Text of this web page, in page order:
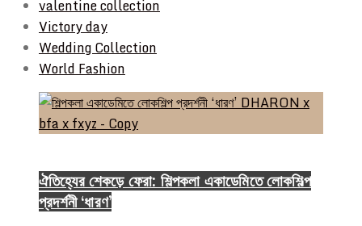
valentine collection
Victory day
Wedding Collection
World Fashion
ঐতিহ্যের শেকড়ে ফেরা: শিল্পকলা একাডেমিতে লোকশিল্প
প্রদর্শনী ‘ধারণ’